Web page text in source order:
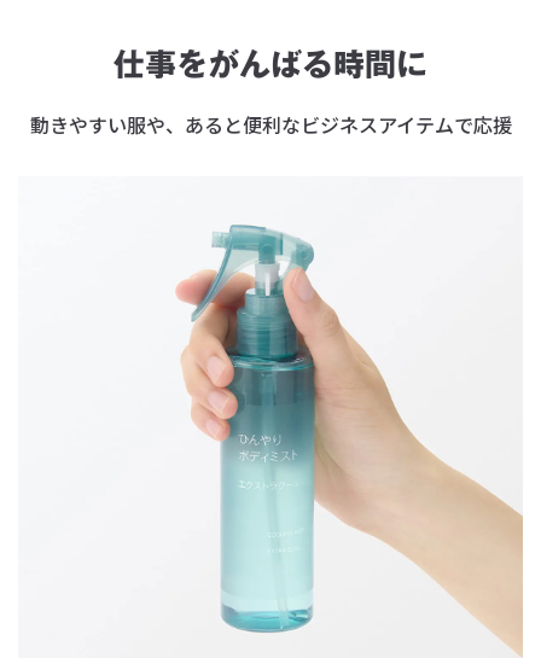
仕事をがんばる時間に
動きやすい服や、あると便利なビジネスアイテムで応援